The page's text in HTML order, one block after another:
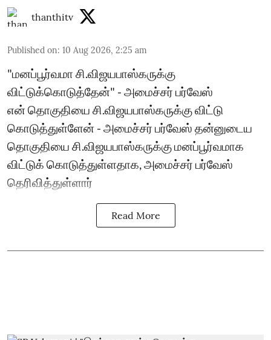
thanthitv
Published on: 10 Aug 2026, 2:25 am
"மனப்பூர்வமா சி.விஜயபாஸ்கருக்கு
விட்டுக்கொடுத்தேன்" - அமைச்சர் பர்வேஸ்
என் தொகுதியை சி.விஜயபாஸ்கருக்கு விட்டு
கொடுத்துள்ளேன் - அமைச்சர் பர்வேஸ் தன்னுடைய
தொகுதியை சி.விஜயபாஸ்கருக்கு மனப்பூர்வமாக
விட்டுக் கொடுத்துள்ளதாக, அமைச்சர் பர்வேஸ்
தெரிவித்துள்ளார்
Read More